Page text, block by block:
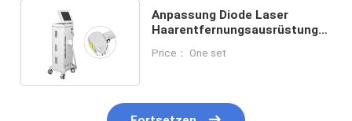
Anpassung Diode Laser
Haarentfernungsausrüstung
Price： One set